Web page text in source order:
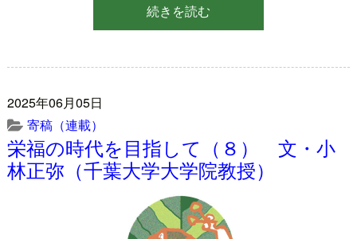
続きを読む
2025年06月05日
寄稿（連載）
栄福の時代を目指して（８） 文・小
林正弥（千葉大学大学院教授）